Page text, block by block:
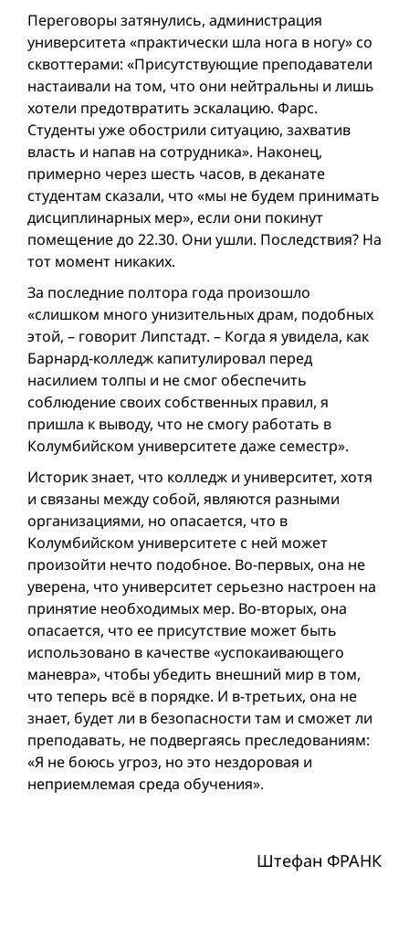
Переговоры затянулись, администрация
университета «практически шла нога в ногу» со
сквоттерами: «Присутствующие преподаватели
настаивали на том, что они нейтральны и лишь
хотели предотвратить эскалацию. Фарс.
Студенты уже обострили ситуацию, захватив
власть и напав на сотрудника». Наконец,
примерно через шесть часов, в деканате
студентам сказали, что «мы не будем принимать
дисциплинарных мер», если они покинут
помещение до 22.30. Они ушли. Последствия? На
тот момент никаких.
За последние полтора года произошло
«слишком много унизительных драм, подобных
этой, – говорит Липстадт. – Когда я увидела, как
Барнард-колледж капитулировал перед
насилием толпы и не смог обеспечить
соблюдение своих собственных правил, я
пришла к выводу, что не смогу работать в
Колумбийском университете даже семестр».
Историк знает, что колледж и университет, хотя
и связаны между собой, являются разными
организациями, но опасается, что в
Колумбийском университете с ней может
произойти нечто подобное. Во-первых, она не
уверена, что университет серьезно настроен на
принятие необходимых мер. Во-вторых, она
опасается, что ее присутствие может быть
использовано в качестве «успокаивающего
маневра», чтобы убедить внешний мир в том,
что теперь всё в порядке. И в-третьих, она не
знает, будет ли в безопасности там и сможет ли
преподавать, не подвергаясь преследованиям:
«Я не боюсь угроз, но это нездоровая и
неприемлемая среда обучения».
Штефан ФРАНК